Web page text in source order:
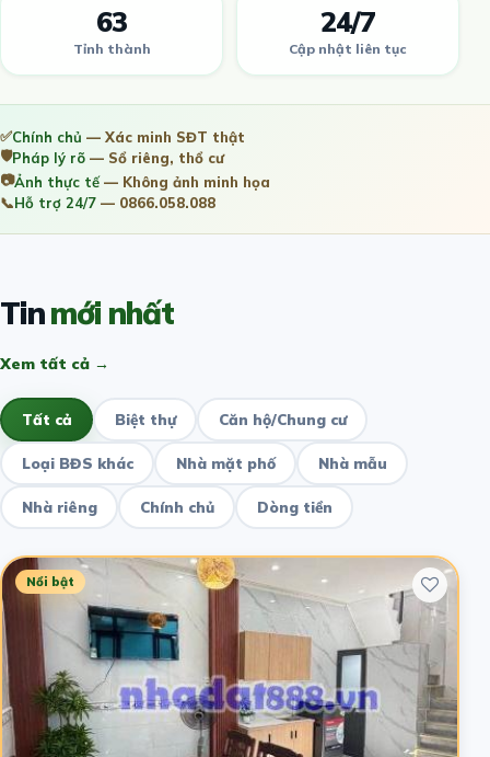
63
Tỉnh thành
24/7
Cập nhật liên tục
✅Chính chủ — Xác minh SĐT thật
🛡️Pháp lý rõ — Sổ riêng, thổ cư
📷Ảnh thực tế— Không ảnh minh họa
📞Hỗ trợ 24/7 — 0866.058.088
Tinmới nhất
Xem tất cả →
Tất cả Biệt thự Căn hộ/Chung cư
Loại BĐS khác Nhà mặt phố Nhà mẫu
Nhà riêng Chính chủ Dòng tiền
Nổi bật